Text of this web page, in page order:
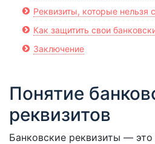
Реквизиты, которые нельзя
Как защитить свои
Заключение
Понятие
реквизитов
Банковские реквизиты —